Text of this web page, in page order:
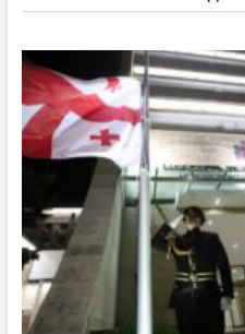
записям